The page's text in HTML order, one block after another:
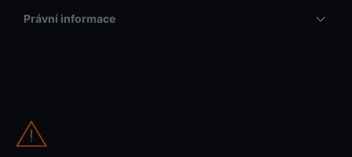
Právní informace